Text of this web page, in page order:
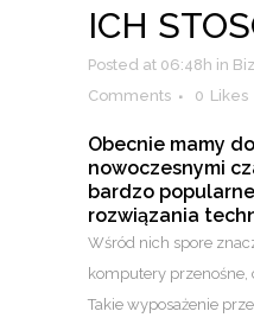
ICH
Posted at 06:48h in
Comments
0 Likes
Obecnie mamy
nowoczesnymi
bardzo
rozwiązania
Wśród nich spore
komputery przenośne,
Takie wyposażenie